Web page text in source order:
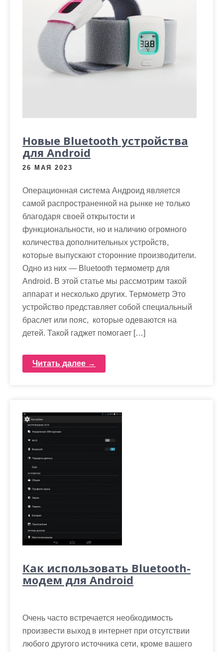
Новые Bluetooth устройства
для Android
26 МАЯ 2023
Операционная система Андроид является
самой распространенной на рынке не только
благодаря своей открытости и
функциональности, но и наличию огромного
количества дополнительных устройств,
которые выпускают сторонние производители.
Одно из них — Bluetooth термометр для
Android. В этой статье мы рассмотрим такой
аппарат и несколько других. Термометр Это
устройство представляет собой специальный
браслет или пояс, которые одеваются на
детей. Такой гаджет помогает […]
Читать далее →
Как использовать Bluetooth-
модем для Android
Очень часто встречается необходимость
произвести выход в интернет при отсутствии
любого другого источника сети, кроме вашего